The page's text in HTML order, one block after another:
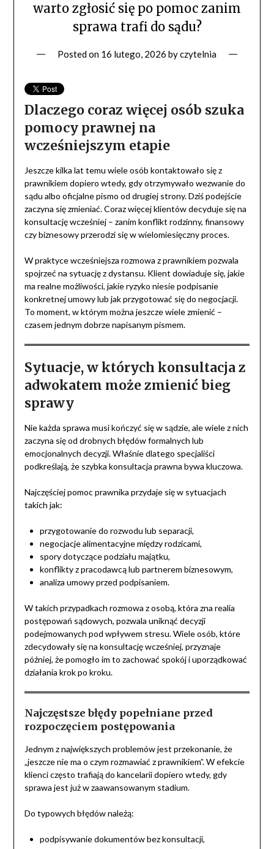
warto zgłosić się po pomoc zanim
sprawa trafi do sądu?
Posted on 16 lutego, 2026 byczytelnia
Dlaczego coraz więcej osób szuka
pomocy prawnej na
wcześniejszym etapie
Jeszcze kilka lat temu wiele osób kontaktowało się z
prawnikiem dopiero wtedy, gdy otrzymywało wezwanie do
sądu albo oficjalne pismo od drugiej strony. Dziś podejście
zaczyna się zmieniać. Coraz więcej klientów decyduje się na
konsultację wcześniej – zanim konflikt rodzinny, finansowy
czy biznesowy przerodzi się w wielomiesięczny proces.
W praktyce wcześniejsza rozmowa z prawnikiem pozwala
spojrzeć na sytuację z dystansu. Klient dowiaduje się, jakie
ma realne możliwości, jakie ryzyko niesie podpisanie
konkretnej umowy lub jak przygotować się do negocjacji.
To moment, w którym można jeszcze wiele zmienić –
czasem jednym dobrze napisanym pismem.
Sytuacje, w których konsultacja z
adwokatem może zmienić bieg
sprawy
Nie każda sprawa musi kończyć się w sądzie, ale wiele z nich
zaczyna się od drobnych błędów formalnych lub
emocjonalnych decyzji. Właśnie dlatego specjaliści
podkreślają, że szybka konsultacja prawna bywa kluczowa.
Najczęściej pomoc prawnika przydaje się w sytuacjach
takich jak:
przygotowanie do rozwodu lub separacji,
negocjacje alimentacyjne między rodzicami,
spory dotyczące podziału majątku,
konflikty z pracodawcą lub partnerem biznesowym,
analiza umowy przed podpisaniem.
W takich przypadkach rozmowa z osobą, która zna realia
postępowań sądowych, pozwala uniknąć decyzji
podejmowanych pod wpływem stresu. Wiele osób, które
zdecydowały się na konsultację wcześniej, przyznaje
później, że pomogło im to zachować spokój i uporządkować
działania krok po kroku.
Najczęstsze błędy popełniane przed
rozpoczęciem postępowania
Jednym z największych problemów jest przekonanie, że
„jeszcze nie ma o czym rozmawiać z prawnikiem”. W efekcie
klienci często trafiają do kancelarii dopiero wtedy, gdy
sprawa jest już w zaawansowanym stadium.
Do typowych błędów należą:
podpisywanie dokumentów bez konsultacji,